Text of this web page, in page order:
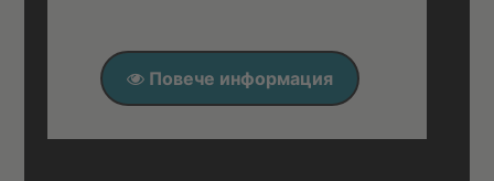
Повече информация